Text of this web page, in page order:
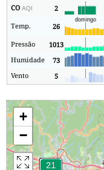
COAQI 2
Temp.
26
Pressão
1013
Humidade
73
Vento
5
+
−